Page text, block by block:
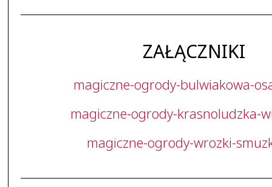
ZAŁĄCZNIKI
magiczne-ogrody-bulwiakowa-
magiczne-ogrody-krasnoludzka-
magiczne-ogrody-wrozki-